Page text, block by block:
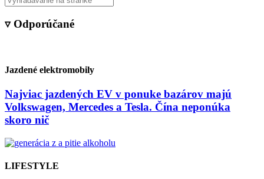
▿ Odporúčané
Jazdené elektromobily
Najviac jazdených EV v ponuke bazárov majú
Volkswagen, Mercedes a Tesla. Čína neponúka
skoro nič
LIFESTYLE